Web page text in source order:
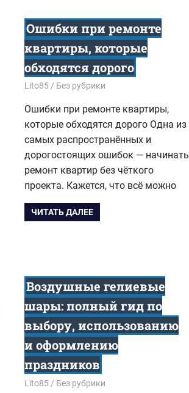
Ошибки при ремонте
квартиры, которые
обходятся дорого
15.04.2026
Lito85 Без рубрики
Ошибки при ремонте квартиры,
которые обходятся дорого Одна из
самых распространённых и
дорогостоящих ошибок — начинать
ремонт квартир без чёткого
проекта. Кажется, что всё можно
ЧИТАТЬ ДАЛЕЕ
Воздушные гелиевые
шары: полный гид по
выбору, использованию
и оформлению
праздников
12.01.2026
Lito85 Без рубрики